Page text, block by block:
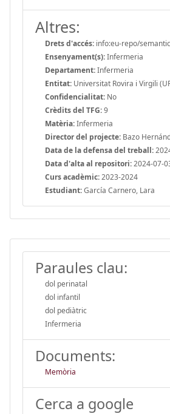
Altres:
Drets d'accés: info:eu-repo/
Ensenyament(s):Infermeria
Departament:Infermeria
Entitat: Universitat Rovira i Virgili
Confidencialitat: No
Crèdits del TFG:9
Matèria:Infermeria
Director del projecte: Bazo
Data de la defensa del treball:
Data d'alta al repositori:2024-07-
Curs acadèmic:2023-2024
Estudiant:García Carnero, Lara
Paraules clau:
dol perinatal
dol infantil
dol pediàtric
Infermeria
Documents:
Memòria
Cerca a google